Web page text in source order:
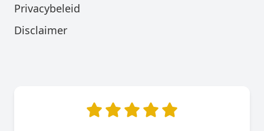
Privacybeleid
Disclaimer